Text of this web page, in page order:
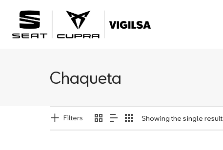
Chaqueta
Filters Showing the single result